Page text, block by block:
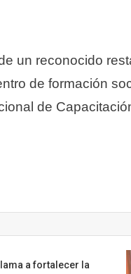
un reconocido
de formación
de
a fortalecer la